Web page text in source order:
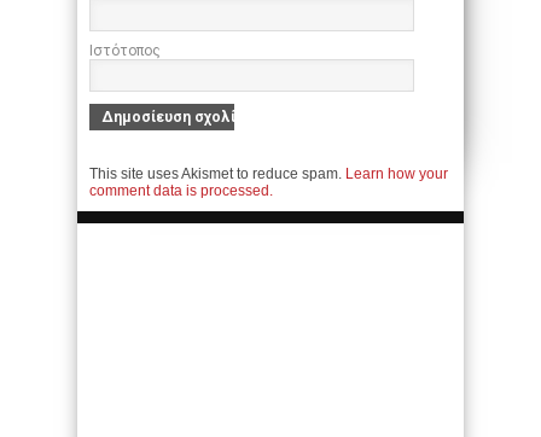
Ιστότοπος
This site uses Akismet to reduce spam. Learn how your
comment data is processed.